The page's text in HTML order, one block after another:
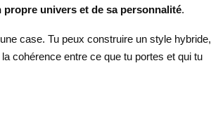
univers et de sa personnalité.
case. Tu peux construire un style hybride,
cohérence entre ce que tu portes et qui tu